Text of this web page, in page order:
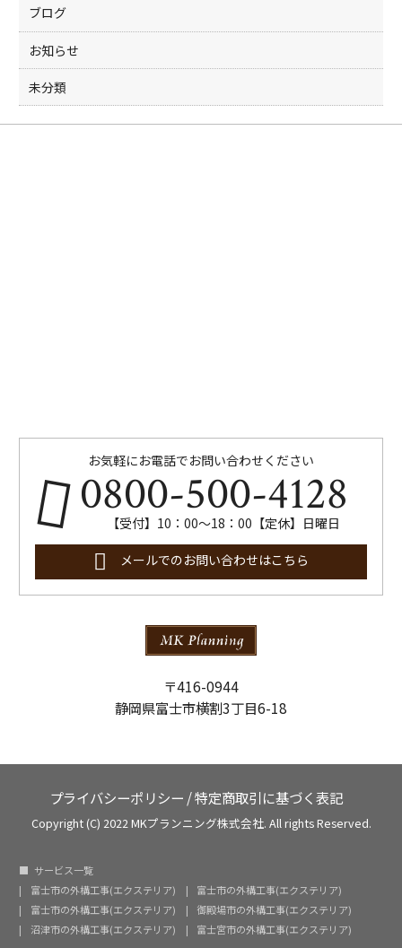
ブログ
お知らせ
未分類
お気軽にお電話でお問い合わせください
0800-500-4128
【受付】10：00～18：00【定休】日曜日
メールでのお問い合わせはこちら
〒416-0944
静岡県富士市横割3丁目6-18
プライバシーポリシー /特定商取引に基づく表記
Copyright (C) 2022 MKプランニング株式会社. All rights Reserved.
サービス一覧
富士市の外構工事(エクステリア)
富士市の外構工事(エクステリア)
富士市の外構工事(エクステリア)
御殿場市の外構工事(エクステリア)
沼津市の外構工事(エクステリア)
富士宮市の外構工事(エクステリア)